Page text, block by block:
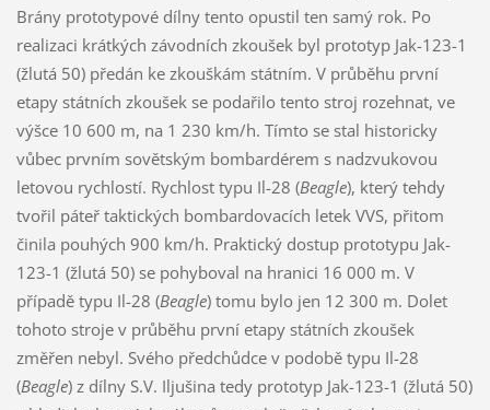
Brány prototypové dílny tento opustil ten samý rok. Po
realizaci krátkých závodních zkoušek byl prototyp Jak-123-1
(žlutá 50) předán ke zkouškám státním. V průběhu první
etapy státních zkoušek se podařilo tento stroj rozehnat, ve
výšce 10 600 m, na 1 230 km/h. Tímto se stal historicky
vůbec prvním sovětským bombardérem s nadzvukovou
letovou rychlostí. Rychlost typu Il-28 (Beagle), který tehdy
tvořil páteř taktických bombardovacích letek VVS, přitom
činila pouhých 900 km/h. Praktický dostup prototypu Jak-
123-1 (žlutá 50) se pohyboval na hranici 16 000 m. V
případě typu Il-28 (Beagle) tomu bylo jen 12 300 m. Dolet
tohoto stroje v průběhu první etapy státních zkoušek
změřen nebyl. Svého předchůdce v podobě typu Il-28
(Beagle) z dílny S.V. Iljušina tedy prototyp Jak-123-1 (žlutá 50)